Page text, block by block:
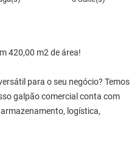
420,00 m2 de área!
para o seu negócio? Temos
galpão comercial conta com
logística,